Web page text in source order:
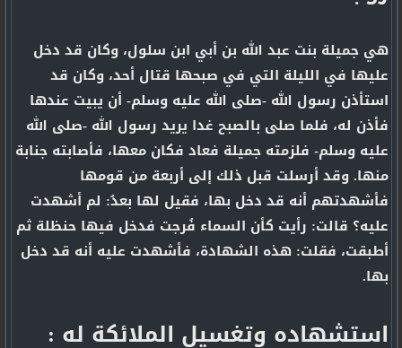
هي جميلة بنت عبد الله بن أبي ابن سلول، وكان قد دخل
عليها في الليلة التي في صبحها قتال أحد، وكان قد
استأذن رسول الله -صلى الله عليه وسلم- أن يبيت عندها
فأذن له، فلما صلى بالصبح غدا يريد رسول الله -صلى الله
عليه وسلم- فلزمته جميلة فعاد فكان معها، فأصابته جنابة
منها. وقد أرسلت قبل ذلك إلى أربعة من قومها
فأشهدتهم أنه قد دخل بها، فقيل لها بعدُ: لم أشهدت
عليه؟ قالت: رأيت كأن السماء فُرجت فدخل فيها حنظلة ثم
أطبقت، فقلت: هذه الشهادة، فأشهدت عليه أنه قد دخل
بها.
استشهاده وتغسيل الملائكة له :